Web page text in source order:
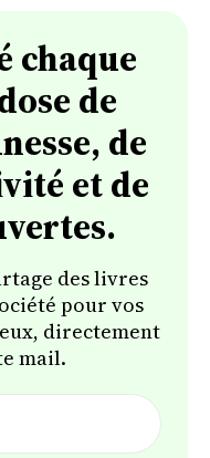
chaque
de
de
et de
des livres
pour vos
directement
mail.